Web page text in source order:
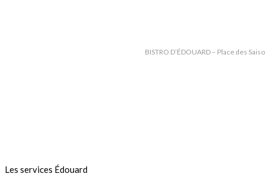
BISTRO D’ÉDOUARD – Place des
Les services Édouard